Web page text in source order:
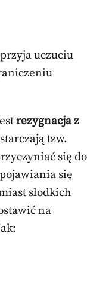
uczuciu
rezygnacja z
tzw.
się do
się
słodkich
na